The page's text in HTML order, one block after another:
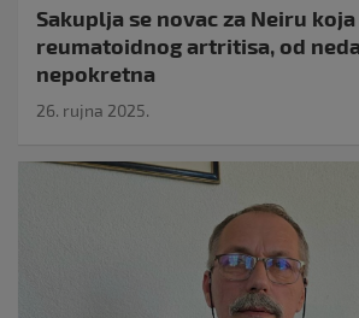
Sakuplja se novac za Neiru
reumatoidnog artritisa, od
nepokretna
26. rujna 2025.